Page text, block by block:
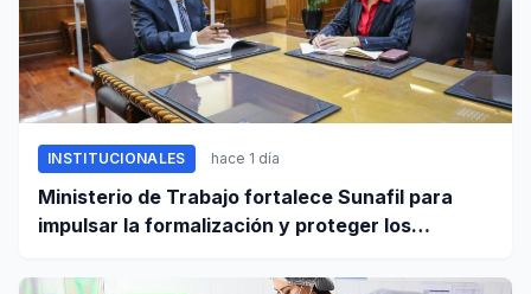
INSTITUCIONALES hace 1 día
Ministerio de Trabajo fortalece Sunafil para
impulsar la formalización y proteger los